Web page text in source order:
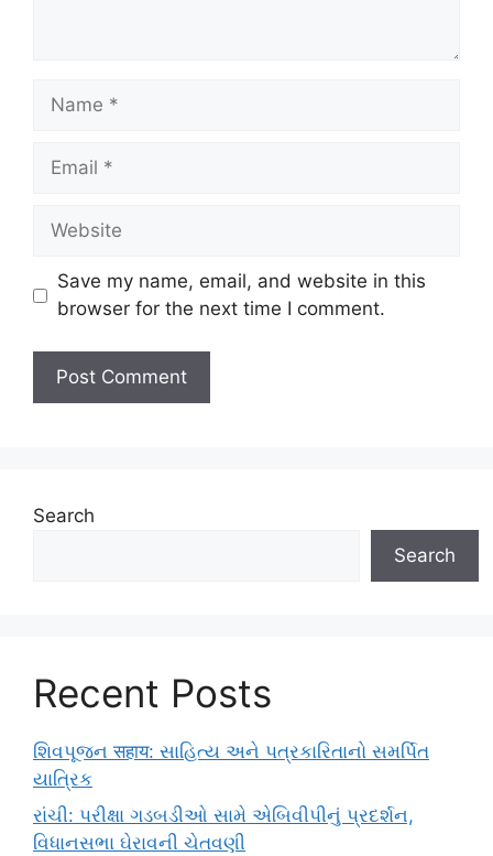
Name
Email
Website
Save my name, email, and website in this
browser for the next time I comment.
Search
Search
Recent Posts
શિવપૂજન सहाय: સાહિત્ય અને પત્રકારિતાનો સમર્પિત
યાત્રિક
રાંચી: પરીક્ષા ગડબડીઓ સામે એબિવીપીનું પ્રદર્શન,
વિધાનસભા ઘેરાવની ચેતવણી